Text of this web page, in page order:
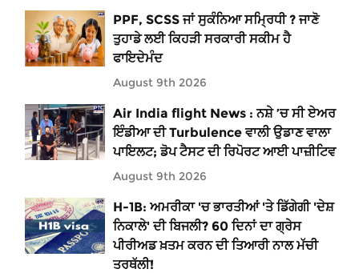
PPF, SCSS ਜਾਂ ਸੁਕੰਨਿਆ ਸਮ੍ਰਿਧੀ ? ਜਾਣੋ
ਤੁਹਾਡੇ ਲਈ ਕਿਹੜੀ ਸਰਕਾਰੀ ਸਕੀਮ ਹੈ
ਫਾਇਦੇਮੰਦ
August 9th 2026
Air India flight News : ਨਸ਼ੇ ’ਚ ਸੀ ਏਅਰ
ਇੰਡੀਆ ਦੀ Turbulence ਵਾਲੀ ਉਡਾਣ ਵਾਲਾ
ਪਾਇਲਟ; ਡੋਪ ਟੈਸਟ ਦੀ ਰਿਪੋਰਟ ਆਈ ਪਾਜ਼ੀਟਿਵ
August 9th 2026
H-1B: ਅਮਰੀਕਾ 'ਚ ਭਾਰਤੀਆਂ 'ਤੇ ਡਿੱਗੇਗੀ 'ਦੇਸ਼
ਨਿਕਾਲੇ' ਦੀ ਬਿਜਲੀ? 60 ਦਿਨਾਂ ਦਾ ਗ੍ਰੇਸ
ਪੀਰੀਅਡ ਖ਼ਤਮ ਕਰਨ ਦੀ ਤਿਆਰੀ ਨਾਲ ਮੱਚੀ
ਤਰਥੱਲੀ!